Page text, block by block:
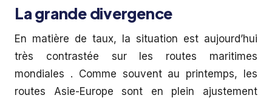
La grande divergence
En matière de taux, la situation est aujourd’hui
très contrastée sur les routes maritimes
mondiales . Comme souvent au printemps, les
routes Asie-Europe sont en plein ajustement